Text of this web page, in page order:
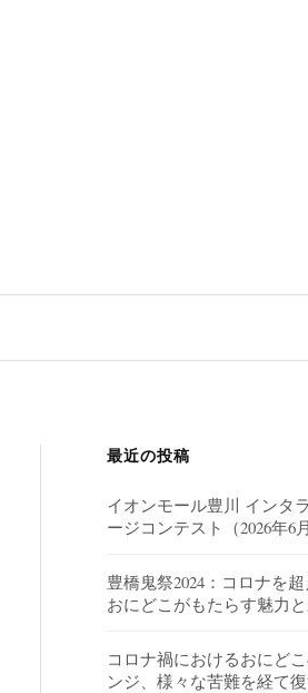
最近の投稿
イオンモール豊川 インタ
ージコンテスト（2026年6
豊橋鬼祭2024：コロナを超
おにどこがもたらす魅力
コロナ禍におけるおにど
ンジ、様々な苦難を経て復